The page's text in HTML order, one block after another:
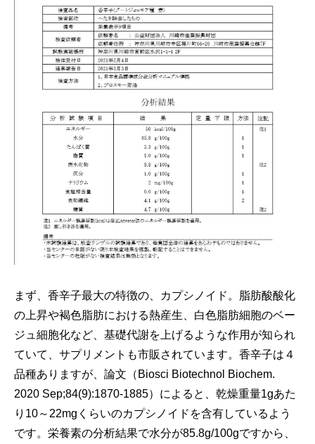
まず、香辛子最大の特徴の、カプシノイド。脂肪酸酸化
の上昇や褐色脂肪における熱産生、白色脂肪細胞のベー
ジュ細胞化など、基礎代謝を上げるような作用が知られ
ていて、サプリメントも市販されています。香辛子は４
品種ありますが、論文（Biosci Biotechnol Biochem.
2020 Sep;84(9):1870-1885）によると、乾燥重量1gあた
り10～22mgくらいのカプシノイドを含有しているよう
です。栄養素の分析結果で水分が85.8g/100gですから、